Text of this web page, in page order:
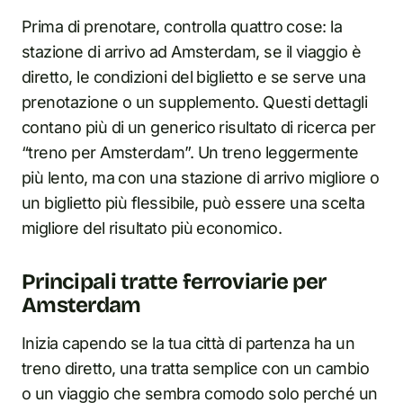
Prima di prenotare, controlla quattro cose: la
stazione di arrivo ad Amsterdam, se il viaggio è
diretto, le condizioni del biglietto e se serve una
prenotazione o un supplemento. Questi dettagli
contano più di un generico risultato di ricerca per
“treno per Amsterdam”. Un treno leggermente
più lento, ma con una stazione di arrivo migliore o
un biglietto più flessibile, può essere una scelta
migliore del risultato più economico.
Principali tratte ferroviarie per
Amsterdam
Inizia capendo se la tua città di partenza ha un
treno diretto, una tratta semplice con un cambio
o un viaggio che sembra comodo solo perché un